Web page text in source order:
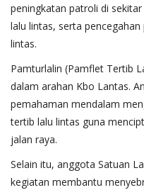
peningkatan patroli di
lalu lintas, serta
lintas.
Pamturlalin (Pamflet Tertib
dalam arahan Kbo Lantas.
pemahaman mendalam
tertib lalu lintas guna
jalan raya.
Selain itu, anggota Satuan
kegiatan membantu